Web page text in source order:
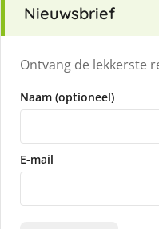
Nieuwsbrief
Ontvang de lekkerste
Naam (optioneel)
E-mail